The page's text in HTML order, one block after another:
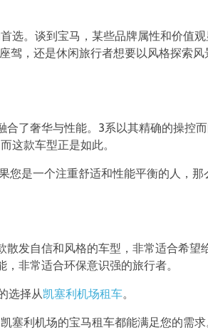
选。谈到宝马，某些品牌属性和价值
驾，还是休闲旅行者想要以风格探索风
合了奢华与性能。3系以其精确的操控
这款车型正是如此。
您是一个注重舒适和性能平衡的人，那
发自信和风格的车型，非常适合希望
非常适合环保意识强的旅行者。
选择从凯塞利机场租车。
塞利机场的宝马租车都能满足您的需求